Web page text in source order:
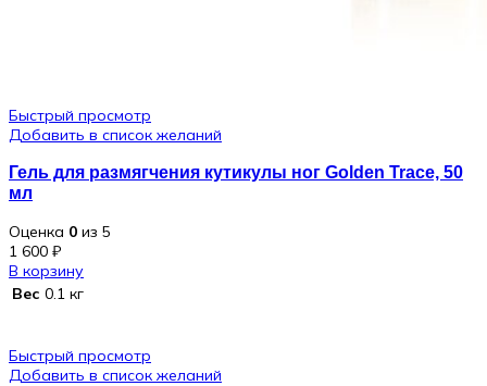
Быстрый просмотр
Добавить в список желаний
Гель для размягчения кутикулы ног Golden Trace, 50
мл
Оценка 0 из 5
1 600 ₽
В корзину
Вес 0.1 кг
Быстрый просмотр
Добавить в список желаний